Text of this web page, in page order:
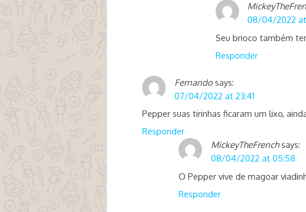
08/04/2022
Seu brioco também
Responder
Fernando says:
07/04/2022 at 23:41
Pepper suas tirinhas ficaram um lixo,
Responder
MickeyTheFrench says:
08/04/2022 at 05:58
O Pepper vive de magoar
Responder